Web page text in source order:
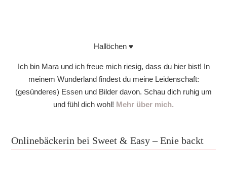
Hallöchen ♥
Ich bin Mara und ich freue mich riesig, dass du hier bist! In
meinem Wunderland findest du meine Leidenschaft:
(gesünderes) Essen und Bilder davon. Schau dich ruhig um
und fühl dich wohl! Mehr über mich.
Onlinebäckerin bei Sweet & Easy – Enie backt